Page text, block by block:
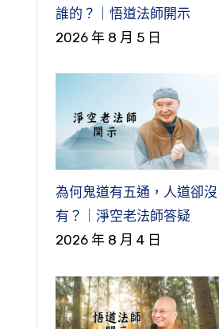
誰的？｜悟道法師開示
2026 年 8 月 5 日
為何鬼道有五通，人道卻沒
有？｜淨空老法師答疑
2026 年 8 月 4 日